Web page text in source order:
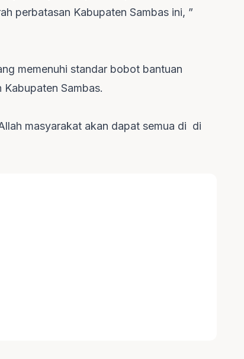
perbatasan Kabupaten Sambas ini, ”
memenuhi standar bobot bantuan
Sambas.
masyarakat akan dapat semua di di